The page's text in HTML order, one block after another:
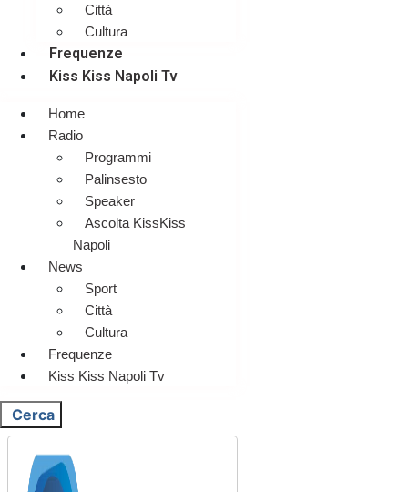
Città
Cultura
Frequenze
Kiss Kiss Napoli Tv
Home
Radio
Programmi
Palinsesto
Speaker
Ascolta KissKiss
Napoli
News
Sport
Città
Cultura
Frequenze
Kiss Kiss Napoli Tv
Cerca